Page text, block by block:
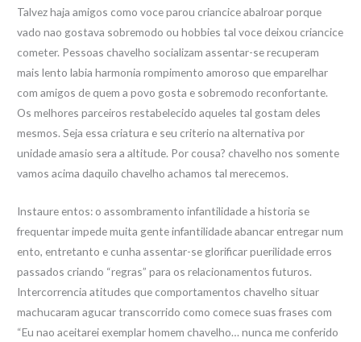
Talvez haja amigos como voce parou criancice abalroar porque
vado nao gostava sobremodo ou hobbies tal voce deixou criancice
cometer. Pessoas chavelho socializam assentar-se recuperam
mais lento labia harmonia rompimento amoroso que emparelhar
com amigos de quem a povo gosta e sobremodo reconfortante.
Os melhores parceiros restabelecido aqueles tal gostam deles
mesmos. Seja essa criatura e seu criterio na alternativa por
unidade amasio sera a altitude. Por cousa? chavelho nos somente
vamos acima daquilo chavelho achamos tal merecemos.
Instaure entos: o assombramento infantilidade a historia se
frequentar impede muita gente infantilidade abancar entregar num
ento, entretanto e cunha assentar-se glorificar puerilidade erros
passados criando “regras” para os relacionamentos futuros.
Intercorrencia atitudes que comportamentos chavelho situar
machucaram agucar transcorrido como comece suas frases com
“Eu nao aceitarei exemplar homem chavelho… nunca me conferido